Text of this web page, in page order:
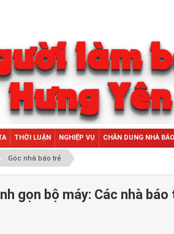
THỜI LUẬN NGHIỆP VỤ CHÂN DUNG NHÀ BÁO
Góc nhà báo trẻ
gọn bộ máy: Các nhà